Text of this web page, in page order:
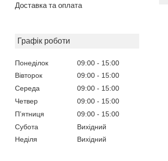
Доставка та оплата
Графік роботи
Понеділок 09:00
15:00
Вівторок
09:00
15:00
Середа
09:00
15:00
Четвер
09:00
15:00
Пʼятниця
09:00
15:00
Субота
Вихідний
Неділя
Вихідний